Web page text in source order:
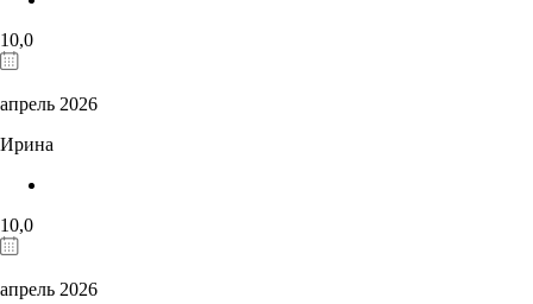
10,0
апрель 2026
Ирина
10,0
апрель 2026